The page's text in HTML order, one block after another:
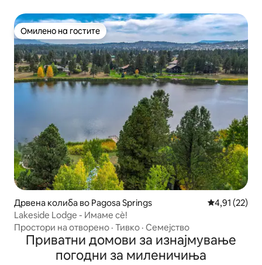
Омилено на гостите
Омилено на гостите
Дрвена колиба во Pagosa Springs Просечна
4,91 (22)
Lakeside Lodge - Имаме сѐ!
Простори на отворено · Тивко · Семејство
Приватни домови за изнајмување
погодни за миленичиња